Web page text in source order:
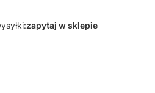
zapytaj w sklepie